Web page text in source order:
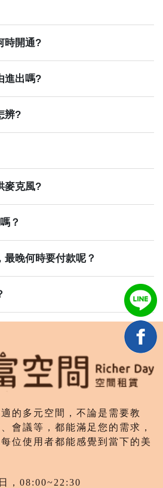
時開通?
進出嗎?
辨?
麥克風?
？
晚何時要付款呢？
的多元空間，不論是需要教
會議等，都能滿足您的需求，
位使用者都能感覺到當下的美
，08:00~22:30